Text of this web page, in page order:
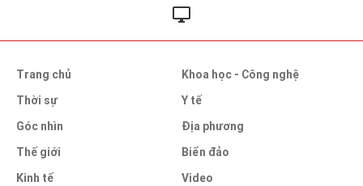
Trang chủ
Thời sự
Góc nhìn
Thế giới
Kinh tế
Khoa học - Công nghệ
Y tế
Địa phương
Biển đảo
Video